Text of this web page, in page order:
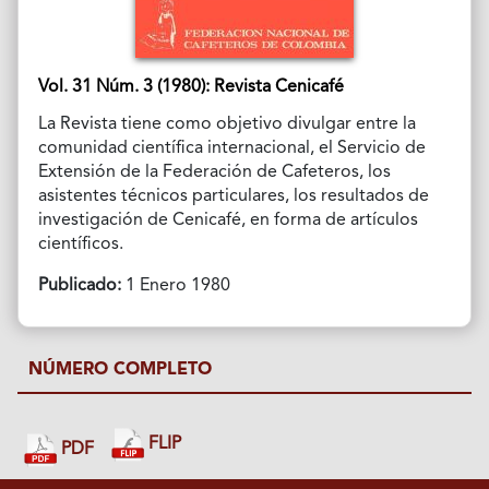
Vol. 31 Núm. 3 (1980): Revista Cenicafé
La Revista tiene como objetivo divulgar entre la
comunidad científica internacional, el Servicio de
Extensión de la Federación de Cafeteros, los
asistentes técnicos particulares, los resultados de
investigación de Cenicafé, en forma de artículos
científicos.
Publicado:1 Enero 1980
NÚMERO COMPLETO
PDF FLIP